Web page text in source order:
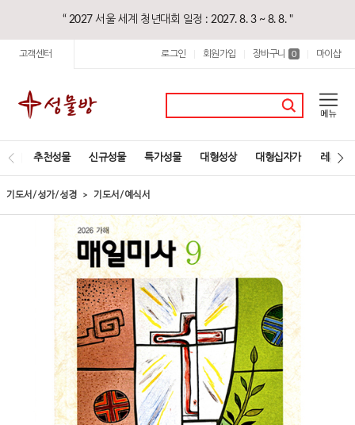
“ 2027 서울 세계 청년대회 일정 : 2027. 8. 3 ~ 8. 8. "
고객센터 로그인 회원가입 장바구니 0 마이샵
추천성물 신규성물 특가성물 대형성상 대형십자가 레지오
기도서/성가/성경 기도서/예식서